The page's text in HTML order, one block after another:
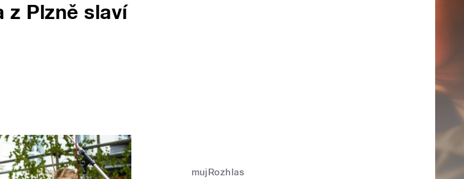
z Plzně slaví
mujRozhlas